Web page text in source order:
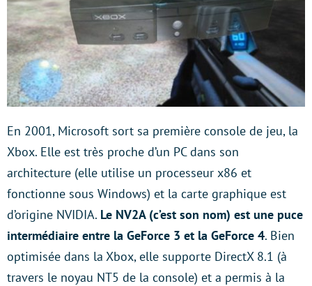
En 2001, Microsoft sort sa première console de jeu, la
Xbox. Elle est très proche d’un PC dans son
architecture (elle utilise un processeur x86 et
fonctionne sous Windows) et la carte graphique est
d’origine NVIDIA. Le NV2A (c’est son nom) est une puce
intermédiaire entre la GeForce 3 et la GeForce 4. Bien
optimisée dans la Xbox, elle supporte DirectX 8.1 (à
travers le noyau NT5 de la console) et a permis à la